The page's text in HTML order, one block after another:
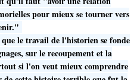
pour mieux se tourner vers
le travail de l'historien se fonde
sur le recoupement et la
si l'on veut mieux comprendre